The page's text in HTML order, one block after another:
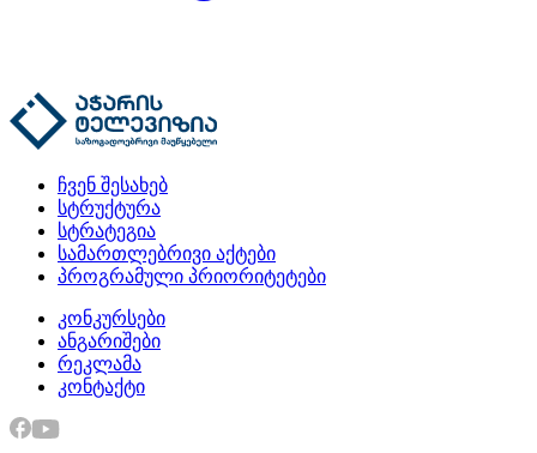
ჩვენ შესახებ
სტრუქტურა
სტრატეგია
სამართლებრივი აქტები
პროგრამული პრიორიტეტები
კონკურსები
ანგარიშები
რეკლამა
კონტაქტი